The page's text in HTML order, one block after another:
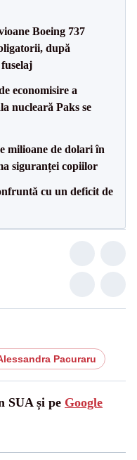
Boeing 737
după
economisire a
nucleară Paks se
milioane de dolari în
siguranței copiilor
cu un deficit de
Pacuraru
SUA și pe Google